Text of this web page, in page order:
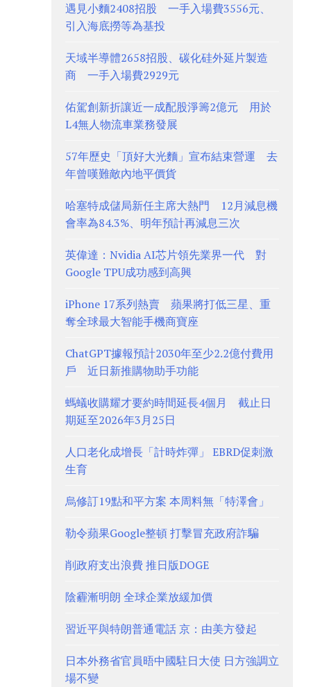
遇見小麵2408招股 一手入場費3556元、
引入海底撈等為基投
天域半導體2658招股、碳化硅外延片製造
商 一手入場費2929元
佑駕創新折讓近一成配股淨籌2億元 用於
L4無人物流車業務發展
57年歷史「頂好大光麵」宣布結束營運 去
年曾嘆難敵內地平價貨
哈塞特成儲局新任主席大熱門 12月減息機
會率為84.3%、明年預計再減息三次
英偉達：Nvidia AI芯片領先業界一代 對
Google TPU成功感到高興
iPhone 17系列熱賣 蘋果將打低三星、重
奪全球最大智能手機商寶座
ChatGPT據報預計2030年至少2.2億付費用
戶 近日新推購物助手功能
螞蟻收購耀才要約時間延長4個月 截止日
期延至2026年3月25日
人口老化成增長「計時炸彈」 EBRD促刺激
生育
烏修訂19點和平方案 本周料無「特澤會」
勒令蘋果Google整頓 打擊冒充政府詐騙
削政府支出浪費 推日版DOGE
陰霾漸明朗 全球企業放緩加價
習近平與特朗普通電話 京：由美方發起
日本外務省官員晤中國駐日大使 日方強調立
場不變